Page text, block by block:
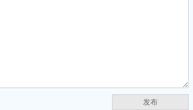
发布